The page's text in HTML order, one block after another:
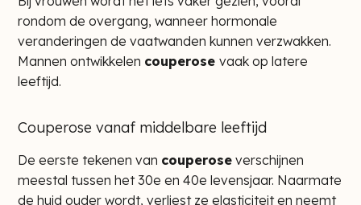
rondom de overgang, wanneer hormonale
veranderingen de vaatwanden kunnen verzwakken.
Mannen ontwikkelen couperose vaak op latere
leeftijd.
Couperose vanaf middelbare leeftijd
De eerste tekenen van couperose verschijnen
meestal tussen het 30e en 40e levensjaar. Naarmate
de huid ouder wordt, verliest ze elasticiteit en neemt